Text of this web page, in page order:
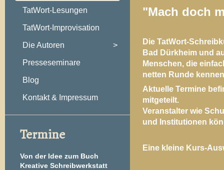
TatWort-Lesungen
TatWort-Improvisation
>
Die Autoren
Presseseminare
Blog
Kontakt & Impressum
Termine
Von der Idee zum Buch
Kreative Schreibwerkstatt
"Mach doch
Die TatWort-
Bad Dürkheim und
Menschen, die
netten Runde
Aktuelle Termine
mitgeteilt.
Veranstalter wie
und
Institutionen
Eine kleine Kurs-